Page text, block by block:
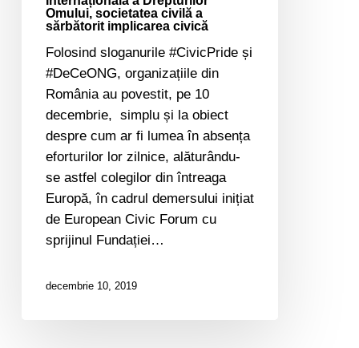
sărbătorit
implicarea
civică
Omului, societatea civilă a
sărbătorit implicarea civică
Folosind sloganurile #CivicPride și
#DeCeONG, organizațiile din
România au povestit, pe 10
decembrie, simplu și la obiect
despre cum ar fi lumea în absența
eforturilor lor zilnice, alăturându-
se astfel colegilor din întreaga
Europă, în cadrul demersului inițiat
de European Civic Forum cu
sprijinul Fundației…
decembrie 10, 2019